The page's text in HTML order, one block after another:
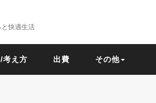
快適生活
考え方 出費 その他